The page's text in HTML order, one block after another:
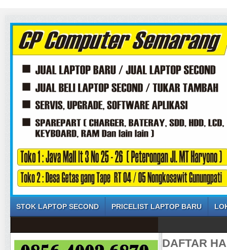
STOK LAPTOP SECOND PRICELIST LAPTOP BARU
DAFTAR